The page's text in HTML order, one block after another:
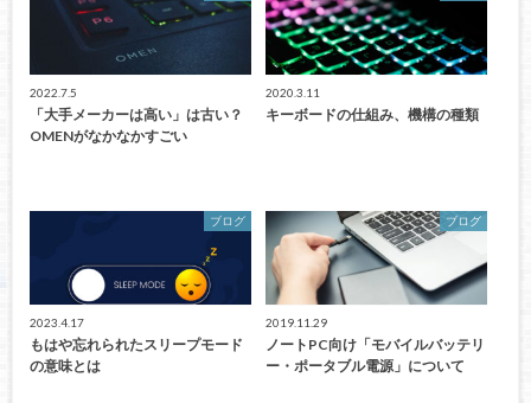
2022.7.5
「大手メーカーは高い」は古い？
OMENがなかなかすごい
2020.3.11
キーボードの仕組み、機構の種類
ブログ
2023.4.17
もはや忘れられたスリープモード
の意味とは
ブログ
2019.11.29
ノートPC向け「モバイルバッテリ
ー・ポータブル電源」について